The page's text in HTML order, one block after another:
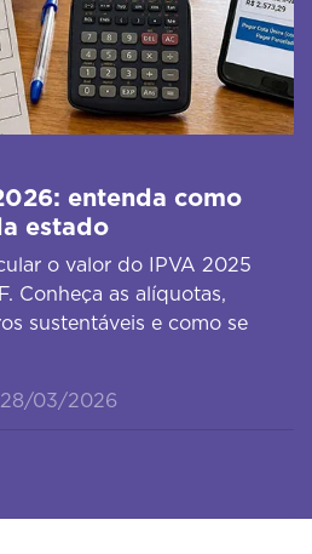
entenda como
estado
o valor do IPVA 2025
Conheça as alíquotas,
sustentáveis e como se
28/03/2026